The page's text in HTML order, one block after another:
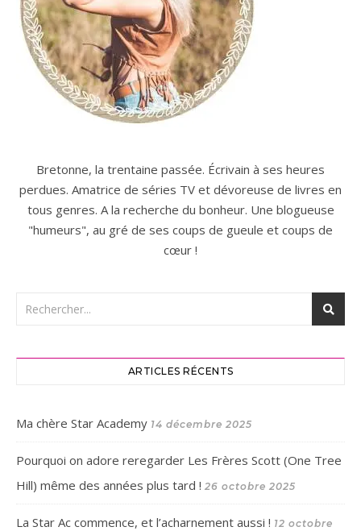
Bretonne, la trentaine passée. Écrivain à ses heures
perdues. Amatrice de séries TV et dévoreuse de livres en
tous genres. A la recherche du bonheur. Une blogueuse
"humeurs", au gré de ses coups de gueule et coups de
cœur !
ARTICLES RÉCENTS
Ma chère Star Academy 14 décembre 2025
Pourquoi on adore reregarder Les Frères Scott (One Tree
Hill) même des années plus tard ! 26 octobre 2025
La Star Ac commence, et l’acharnement aussi ! 12 octobre